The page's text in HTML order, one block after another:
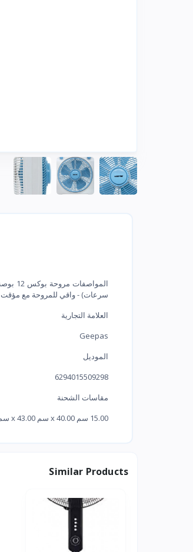
سرعات) - واقي للمروحة مع مؤقت 60 دقيقة -
العلامة التجارية
Geepas
الموديل
6294015509298
مقاسات الشحنة
15.00 سم x 40.00 سم x 43.00 سم
Similar Products